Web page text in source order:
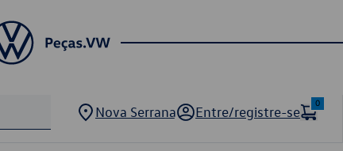
Nova Serrana Entre/registre-se
0